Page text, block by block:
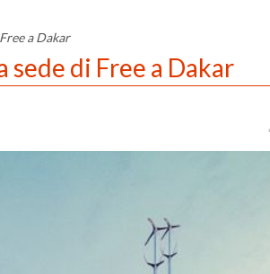
a Dakar
di Free a Dakar